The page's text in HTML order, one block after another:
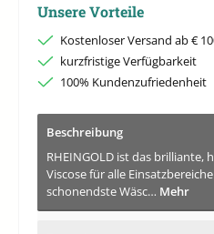
Unsere Vorteile
Kostenloser Versand ab €
kurzfristige Verfügbarkeit
100% Kundenzufriedenheit
Beschreibung
RHEINGOLD ist das brilliante,
Viscose für alle
schonendste Wäsc… Mehr